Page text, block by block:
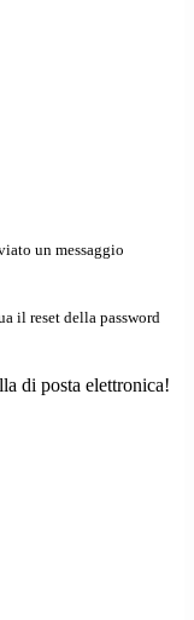
un messaggio
il reset della password
di posta elettronica!